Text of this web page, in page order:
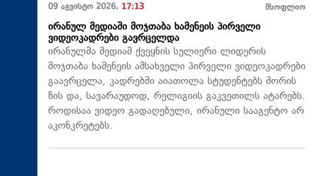
09 აგვისტო 2026, 17:13 მსოფლიო
ირანულ მედიაში მოჯთაბა ხამენეის პირველი
ვიდეოკადრები გავრცელდა
ირანულმა მედიამ ქვეყნის სულიერი ლიდერის
მოჯთაბა ხამენეის ამსახველი პირველი ვიდეოკადრები
გაავრცელა, კადრებში აიათოლა სტუდენტებს შორის
ზის და, სავარაუდოდ, რელიგიის გაკვეთილს ატარებს.
როდისაა ვიდეო გადაღებული, ირანული სააგენტო არ
აკონკრეტებს.